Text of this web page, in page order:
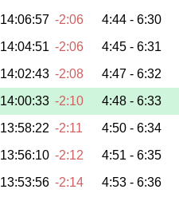
14:06:57 -2:06 4:44 - 6:30
14:04:51 -2:06 4:45 - 6:31
14:02:43 -2:08 4:47 - 6:32
14:00:33 -2:10 4:48 - 6:33
13:58:22 -2:11 4:50 - 6:34
13:56:10 -2:12 4:51 - 6:35
13:53:56 -2:14 4:53 - 6:36